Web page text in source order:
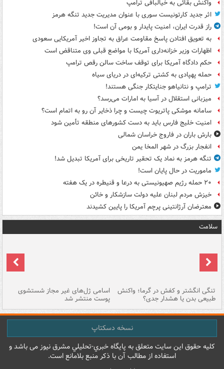
واکنش بقائی به خیالبافی ترامپ
اثر جدید کارتونیست سوری با عنوان مدیریت جدید تنگه هرمز
راز قدرت ایران، امنیت پایدار و بومی آن است!
به تعویق افتادن پاسخ مقاومت عراق به تجاوز اخیر آمریکایی سعودی
اظهارات وزیر خزانه‌داری آمریکا با مواضع قبلی وی متناقض است
حکم دادگاه آمریکا برای توقف ساخت سالن رقص ترامپ
حمله پهپادی به کشتی ترکیه‌ای در دریای سیاه
ترامپ و نتانیاهو جنایتکار جنگی هستند!
میزبانی استقلال در آسیا به امارات می‌رسد؟
سامانه موشکی پاتریوت چیست و چرا ذخایر آن رو به اتمام است؟
امنیت خلیج فارس باید به دست کشورهای منطقه تأمین شود
بارش باران در فاروج خراسان شمالی
انفجار بزرگ در شهر المخا یمن
تنگه هرمز به نماد یک تحقیر تاریخی برای آمریکا تبدیل شد!
ماموریت در حال پایان است!
۲۰ حمله رژیم صهیونیستی به درعا و قنیطره در یک هفته
خیزش مردم لبنان علیه دولت سازشکار و خائن
معترضان آرژانتینی پرچم آمریکا را پایین کشیدند
سلامت
تنگی انگشتر و کفش در گرما؛ واکنش
طبیعی بدن یا هشدار جدی؟
اسامی ژل‌های غیر مجاز شستشوی
پوست منتشر شد
نسخه دسکتاپ
کليه حقوق اين سايت متعلق به پایگاه خبري-تحليلي مشرق نيوز می باشد و
استفاده از مطالب آن با ذکر منبع بلامانع است.